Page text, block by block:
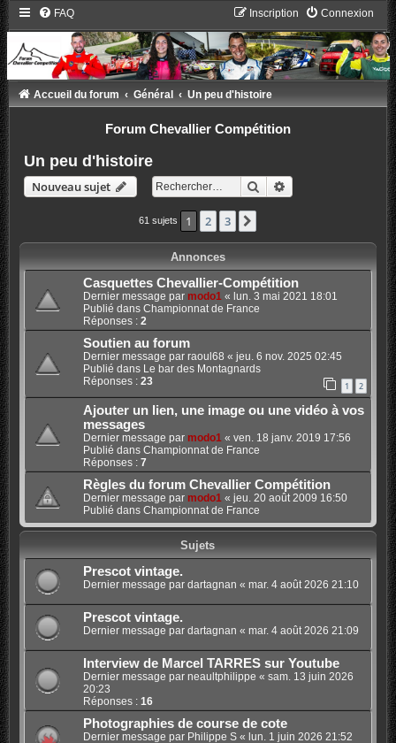
FAQ Connexion
Inscription
Accueil du forum Général Un peu d'histoire
Forum Chevallier Compétition
Un peu d'histoire
Nouveau sujet RechercherRecherche avancée
61 sujets 1 2 3
Annonces
Casquettes Chevallier-Compétition
Dernier message par modo1« lun. 3 mai 2021 18:01
Publié dans Championnat de France
Réponses : 2
Soutien au forum
Dernier message par raoul68 « jeu. 6 nov. 2025 02:45
Publié dans Le bar des Montagnards
Réponses : 23 1 2
Ajouter un lien, une image ou une vidéo à vos
messages
Dernier message par modo1 « ven. 18 janv. 2019 17:56
Publié dans Championnat de France
Réponses : 7
Règles du forum Chevallier Compétition
Dernier message par modo1 « jeu. 20 août 2009 16:50
Publié dans Championnat de France
Sujets
Prescot vintage.
Dernier message par dartagnan « mar. 4 août 2026 21:10
Prescot vintage.
Dernier message par dartagnan « mar. 4 août 2026 21:09
Interview de Marcel TARRES sur Youtube
Dernier message par neaultphilippe « sam. 13 juin 2026
20:23
Réponses : 16
Photographies de course de cote
Dernier message par Philippe S« lun. 1 juin 2026 21:52